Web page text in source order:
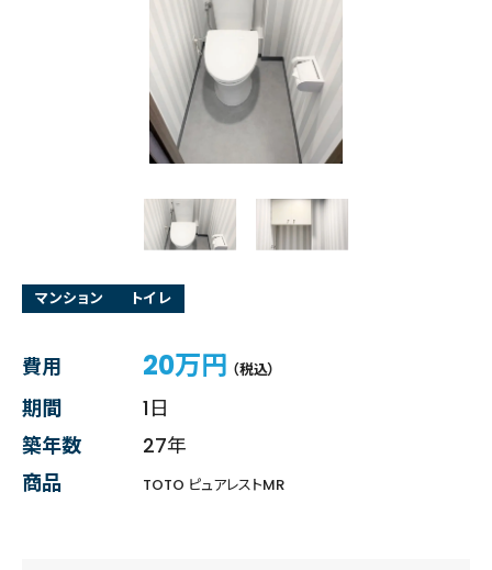
マンション トイレ
費用 20万円 （税込）
期間
1日
築年数
27年
商品
TOTO ピュアレストMR